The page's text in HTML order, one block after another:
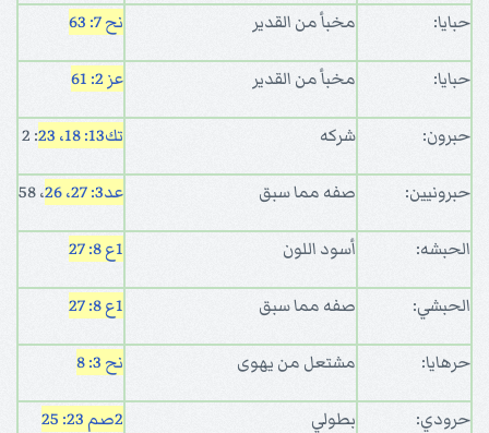
حبايا: مخبأ من القدير نح 7: 63
حبايا: مخبأ من القدير عز 2: 61
حبرون: شركه تك13: 18، 23 : 2
حبرونيين: صفه مما سبق عد3: 27، 26 ، 58
الحبشه: أسود اللون 1ع 8: 27
الحبشي: صفه مما سبق 1ع 8: 27
حرهايا: مشتعل من يهوى نح 3: 8
حرودي: بطولي 2صم 23: 25